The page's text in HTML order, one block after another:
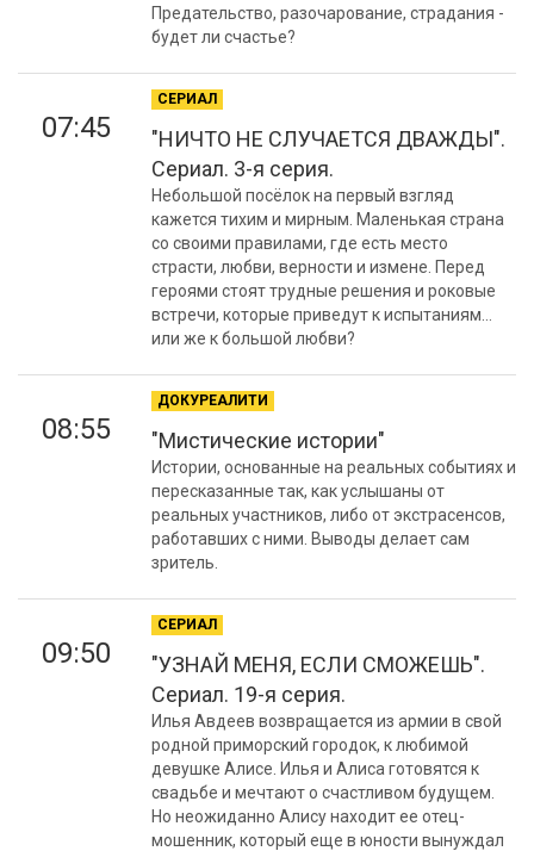
Предательство, разочарование, страдания -
будет ли счастье?
07:45
СЕРИАЛ
"НИЧТО НЕ СЛУЧАЕТСЯ ДВАЖДЫ".
Сериал. 3-я серия.
Небольшой посёлок на первый взгляд
кажется тихим и мирным. Маленькая страна
со своими правилами, где есть место
страсти, любви, верности и измене. Перед
героями стоят трудные решения и роковые
встречи, которые приведут к испытаниям…
или же к большой любви?
08:55
ДОКУРЕАЛИТИ
"Мистические истории"
Истории, основанные на реальных событиях и
пересказанные так, как услышаны от
реальных участников, либо от экстрасенсов,
работавших с ними. Выводы делает сам
зритель.
09:50
СЕРИАЛ
"УЗНАЙ МЕНЯ, ЕСЛИ СМОЖЕШЬ".
Сериал. 19-я серия.
Илья Авдеев возвращается из армии в свой
родной приморский городок, к любимой
девушке Алисе. Илья и Алиса готовятся к
свадьбе и мечтают о счастливом будущем.
Но неожиданно Алису находит ее отец-
мошенник, который еще в юности вынуждал